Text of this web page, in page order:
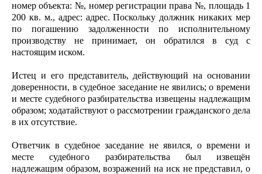
номер объекта: №, номер регистрации права №, площадь 1
200 кв. м., адрес: адрес. Поскольку должник никаких мер
по погашению задолженности по исполнительному
производству не принимает, он обратился в суд с
настоящим иском.
Истец и его представитель, действующий на основании
доверенности, в судебное заседание не явились; о времени
и месте судебного разбирательства извещены надлежащим
образом; ходатайствуют о рассмотрении гражданского дела
в их отсутствие.
Ответчик в судебное заседание не явился, о времени и
месте судебного разбирательства был извещён
надлежащим образом, возражений на иск не представил, о